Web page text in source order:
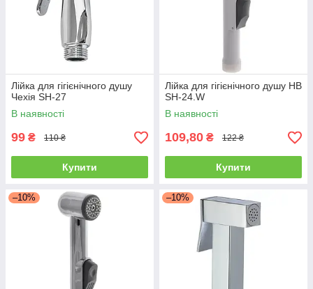
Лійка для гігієнічного душу
Чехія SH-27
В наявності
99 ₴ 110 ₴
Купити
Лійка для гігієнічного душу HB
SH-24.W
В наявності
109,80 ₴ 122 ₴
Купити
–10% –10%